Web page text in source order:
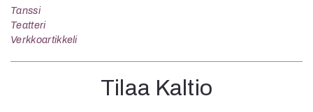
Tanssi
Teatteri
Verkkoartikkeli
Tilaa Kaltio